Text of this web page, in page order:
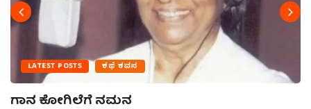
LATEST POSTS ಕಥೆ ಕವನ
ಗಾನ ಕೋಗಿಲೆಗೆ ನಮನ